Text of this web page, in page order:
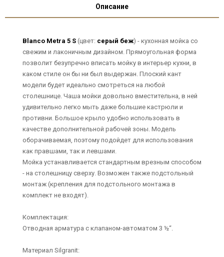
Описание
Blanco Metra 5 S (цвет: серый беж) - кухонная мойка со
свежим и лаконичным дизайном. Прямоугольная форма
позволит безупречно вписать мойку в интерьер кухни, в
каком стиле он бы ни был выдержан. Плоский кант
модели будет идеально смотреться на любой
столешнице. Чаша мойки довольно вместительна, в ней
удивительно легко мыть даже большие кастрюли и
противни. Большое крыло удобно использовать в
качестве дополнительной рабочей зоны. Модель
оборачиваемая, поэтому подойдет для использования
как правшами, так и левшами.
Мойка устанавливается стандартным врезным способом
- на столешницу сверху. Возможен также подстольный
монтаж (крепления для подстольного монтажа в
комплект не входят).
Комплектация:
Отводная арматура с клапаном-автоматом 3 ½“.
Материал Silgranit: